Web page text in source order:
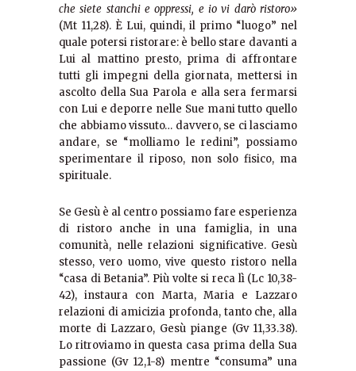
che siete stanchi e oppressi, e io vi darò ristoro»
(Mt 11,28). È Lui, quindi, il primo “luogo” nel
quale potersi ristorare: è bello stare davanti a
Lui al mattino presto, prima di affrontare
tutti gli impegni della giornata, mettersi in
ascolto della Sua Parola e alla sera fermarsi
con Lui e deporre nelle Sue mani tutto quello
che abbiamo vissuto… davvero, se ci lasciamo
andare, se “molliamo le redini”, possiamo
sperimentare il riposo, non solo fisico, ma
spirituale.
Se Gesù è al centro possiamo fare esperienza
di ristoro anche in una famiglia, in una
comunità, nelle relazioni significative. Gesù
stesso, vero uomo, vive questo ristoro nella
“casa di Betania”. Più volte si reca lì (Lc 10,38-
42), instaura con Marta, Maria e Lazzaro
relazioni di amicizia profonda, tanto che, alla
morte di Lazzaro, Gesù piange (Gv 11,33.38).
Lo ritroviamo in questa casa prima della Sua
passione (Gv 12,1-8) mentre “consuma” una